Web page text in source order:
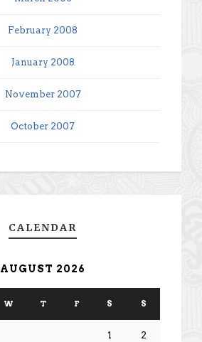
February 2008
January 2008
November 2007
October 2007
CALENDAR
AUGUST 2026
W T F S S
1 2